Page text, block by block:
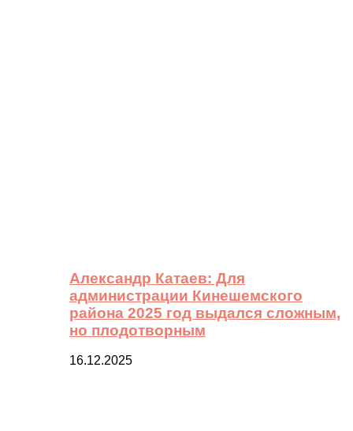
Александр Катаев: Для
администрации Кинешемского
района 2025 год выдался сложным,
но плодотворным
16.12.2025